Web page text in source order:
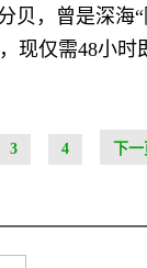
贝，曾是深海
仅需48小时
3 4 下